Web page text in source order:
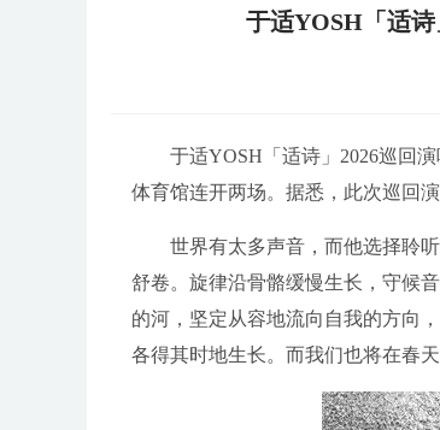
于适YOSH「适
于适YOSH「适诗」2026巡回
体育馆连开两场。据悉，此次巡回
世界有太多声音，而他选择聆
舒卷。旋律沿骨骼缓慢生长，守候
的河，坚定从容地流向自我的方向
各得其时地生长。而我们也将在春